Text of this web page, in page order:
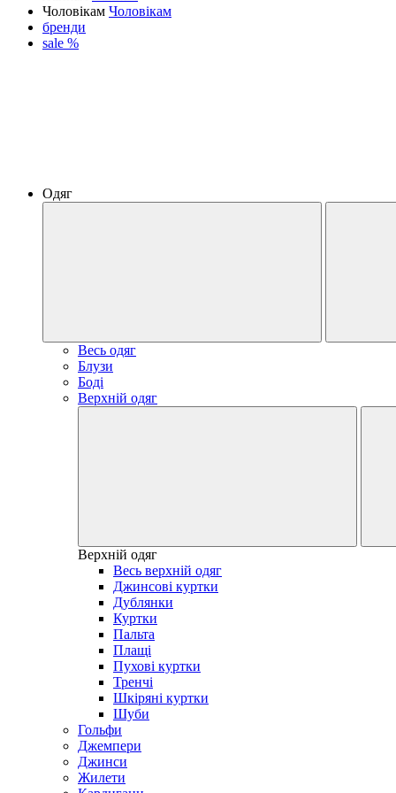
Чоловікам Чоловікам
бренди
sale %
Одяг
Весь одяг
Блузи
Боді
Верхній одяг
Верхній одяг
Весь верхній одяг
Джинсові куртки
Дублянки
Куртки
Пальта
Плащі
Пухові куртки
Тренчі
Шкіряні куртки
Шуби
Гольфи
Джемпери
Джинси
Жилети